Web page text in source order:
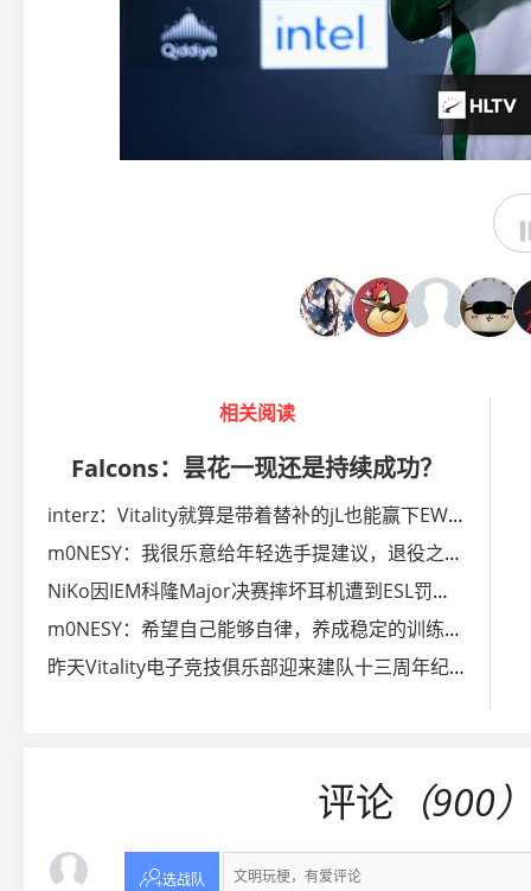
相关阅读
Falcons：昙花一现还是持续成功？
interz：Vitality就算是带着替补的jL也能赢下EWC 2026
m0NESY：我很乐意给年轻选手提建议，退役之后想当教练
NiKo因IEM科隆Major决赛摔坏耳机遭到ESL罚款一千美元
m0NESY：希望自己能够自律，养成稳定的训练习惯
昨天Vitality电子竞技俱乐部迎来建队十三周年纪念日
评论 （900
选战队